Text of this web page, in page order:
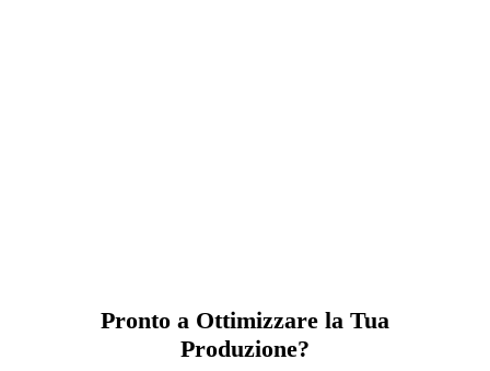
Pronto a Ottimizzare la Tua
Produzione?